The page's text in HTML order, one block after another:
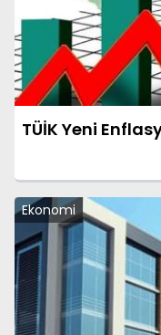
TÜİK Yeni
Ekonomi